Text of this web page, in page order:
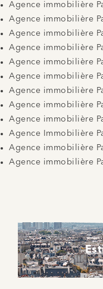
Agence immobilière
Agence immobilière
Agence immobilière
Agence immobilière
Agence immobilière
Agence immobilière
Agence immobilière
Agence immobilière
Agence immobilière
Agence Immobilière
Agence immobilière
Agence immobilière